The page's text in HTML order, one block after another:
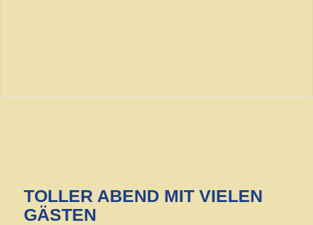
TOLLER ABEND MIT VIELEN
GÄSTEN